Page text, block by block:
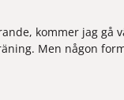
kommer jag gå
Men någon